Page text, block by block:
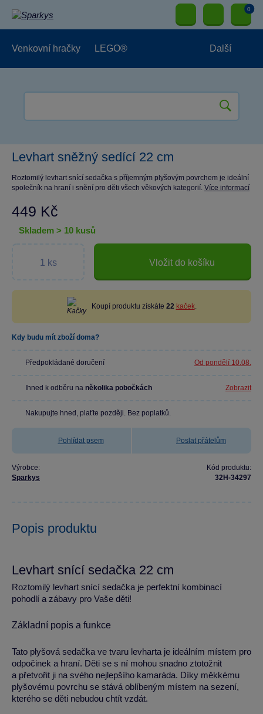
0
Venkovní hračky LEGO® Další
Levhart sněžný sedící 22 cm
Roztomilý levhart snící sedačka s příjemným plyšovým povrchem je ideální
společník na hraní i snění pro děti všech věkových kategorií. Více informací
449 Kč
skladem > 10 kusů
Vložit do košíku
Koupí produktu získáte 22 kaček.
Kdy budu mít zboží doma?
Předpokládané doručení Od pondělí 10.08.
Ihned k odběru na několika pobočkách Zobrazit
Nakupujte hned, plaťte později. Bez poplatků.
Pohlídat psem Poslat přátelům
Výrobce:
Sparkys
Kód produktu:
32H-34297
Popis produktu
Levhart snící sedačka 22 cm
Roztomilý levhart snící sedačka je perfektní kombinací
pohodlí a zábavy pro Vaše děti!
Základní popis a funkce
Tato plyšová sedačka ve tvaru levharta je ideálním místem pro
odpočinek a hraní. Děti se s ní mohou snadno ztotožnit
a přetvořit ji na svého nejlepšího kamaráda. Díky měkkému
plyšovému povrchu se stává oblíbeným místem na sezení,
kterého se děti nebudou chtít vzdát.